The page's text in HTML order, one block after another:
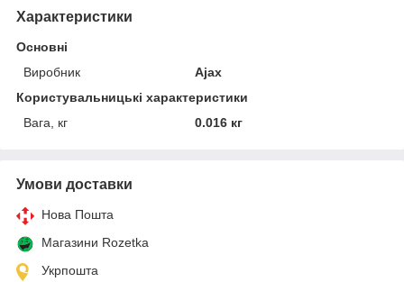
Характеристики
Основні
Виробник
Ajax
Користувальницькі характеристики
Вага, кг
0.016 кг
Умови доставки
Нова Пошта
Магазини Rozetka
Укрпошта